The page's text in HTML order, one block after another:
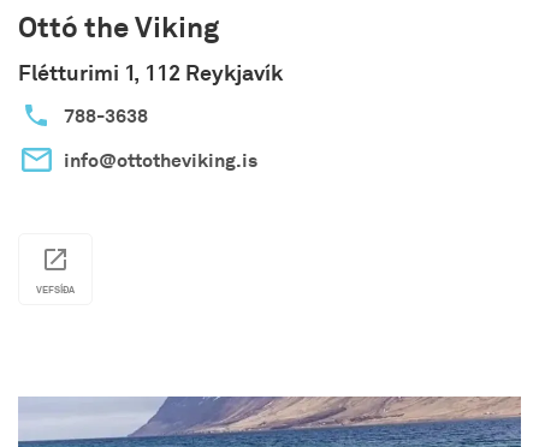
Ottó the Viking
Flétturimi 1, 112 Reykjavík
788-3638
info@ottotheviking.is
VEFSÍÐA